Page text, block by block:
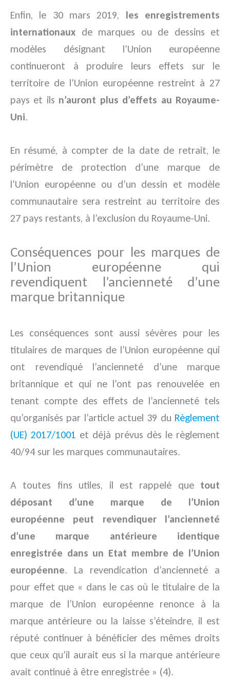
Enfin, le 30 mars 2019, les enregistrements
internationaux de marques ou de dessins et
modèles désignant l’Union européenne
continueront à produire leurs effets sur le
territoire de l’Union européenne restreint à 27
pays et ils n’auront plus d’effets au Royaume-
Uni.
En résumé, à compter de la date de retrait, le
périmètre de protection d’une marque de
l’Union européenne ou d’un dessin et modèle
communautaire sera restreint au territoire des
27 pays restants, à l’exclusion du Royaume-Uni.
Conséquences pour les marques de
l’Union européenne qui
revendiquent l’ancienneté d’une
marque britannique
Les conséquences sont aussi sévères pour les
titulaires de marques de l’Union européenne qui
ont revendiqué l’ancienneté d’une marque
britannique et qui ne l’ont pas renouvelée en
tenant compte des effets de l’ancienneté tels
qu’organisés par l’article actuel 39 du Règlement
(UE) 2017/1001 et déjà prévus dès le règlement
40/94 sur les marques communautaires.
A toutes fins utiles, il est rappelé que tout
déposant d’une marque de l’Union
européenne peut revendiquer l’ancienneté
d’une marque antérieure identique
enregistrée dans un Etat membre de l’Union
européenne. La revendication d’ancienneté a
pour effet que « dans le cas où le titulaire de la
marque de l’Union européenne renonce à la
marque antérieure ou la laisse s’éteindre, il est
réputé continuer à bénéficier des mêmes droits
que ceux qu’il aurait eus si la marque antérieure
avait continué à être enregistrée » (4).